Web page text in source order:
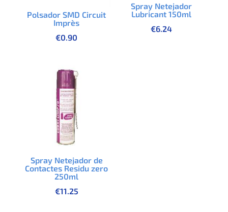
Polsador SMD Circuit
Imprès
€0.90
Spray Netejador
Lubricant 150ml
€6.24
Spray Netejador de
Contactes Residu zero
250ml
€11.25